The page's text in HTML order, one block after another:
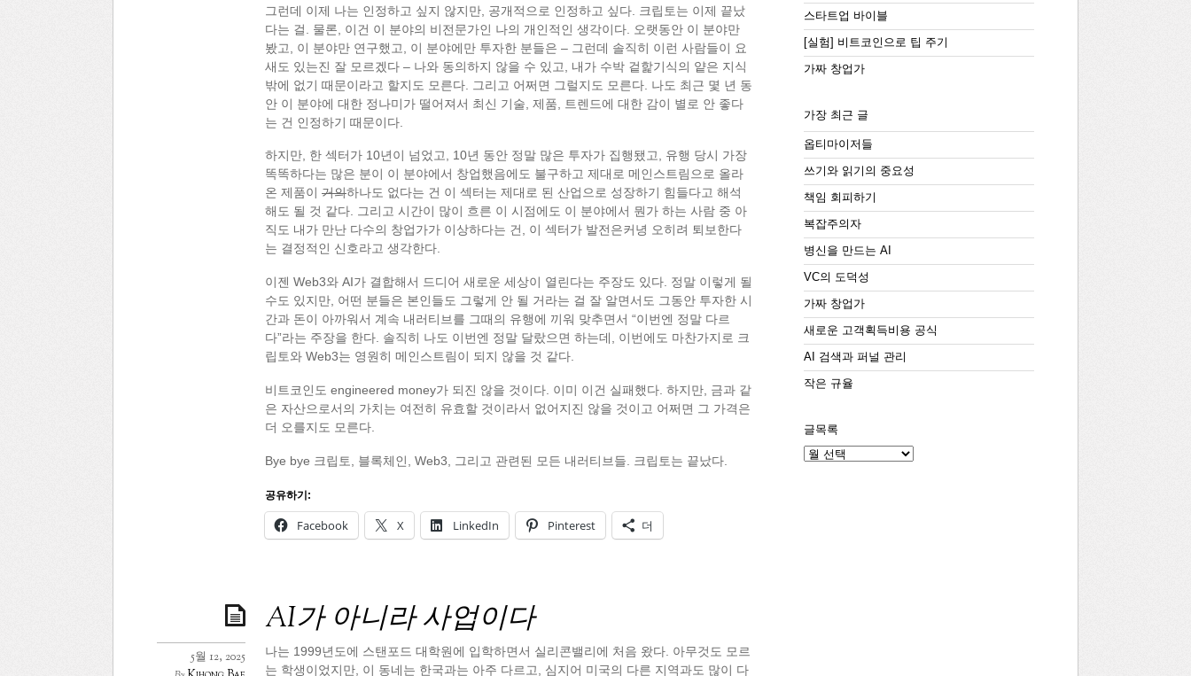
그런데 이제 나는 인정하고 싶지 않지만, 공개적으로 인정하고 싶다. 크립토는 이제 끝났
다는 걸. 물론, 이건 이 분야의 비전문가인 나의 개인적인 생각이다. 오랫동안 이 분야만
봤고, 이 분야만 연구했고, 이 분야에만 투자한 분들은 – 그런데 솔직히 이런 사람들이 요
새도 있는진 잘 모르겠다 – 나와 동의하지 않을 수 있고, 내가 수박 겉핥기식의 얕은 지식
밖에 없기 때문이라고 할지도 모른다. 그리고 어쩌면 그럴지도 모른다. 나도 최근 몇 년 동
안 이 분야에 대한 정나미가 떨어져서 최신 기술, 제품, 트렌드에 대한 감이 별로 안 좋다
는 건 인정하기 때문이다.
하지만, 한 섹터가 10년이 넘었고, 10년 동안 정말 많은 투자가 집행됐고, 유행 당시 가장
똑똑하다는 많은 분이 이 분야에서 창업했음에도 불구하고 제대로 메인스트림으로 올라
온 제품이 거의하나도 없다는 건 이 섹터는 제대로 된 산업으로 성장하기 힘들다고 해석
해도 될 것 같다. 그리고 시간이 많이 흐른 이 시점에도 이 분야에서 뭔가 하는 사람 중 아
직도 내가 만난 다수의 창업가가 이상하다는 건, 이 섹터가 발전은커녕 오히려 퇴보한다
는 결정적인 신호라고 생각한다.
이젠 Web3와 AI가 결합해서 드디어 새로운 세상이 열린다는 주장도 있다. 정말 이렇게 될
수도 있지만, 어떤 분들은 본인들도 그렇게 안 될 거라는 걸 잘 알면서도 그동안 투자한 시
간과 돈이 아까워서 계속 내러티브를 그때의 유행에 끼워 맞추면서 “이번엔 정말 다르
다”라는 주장을 한다. 솔직히 나도 이번엔 정말 달랐으면 하는데, 이번에도 마찬가지로 크
립토와 Web3는 영원히 메인스트림이 되지 않을 것 같다.
비트코인도 engineered money가 되진 않을 것이다. 이미 이건 실패했다. 하지만, 금과 같
은 자산으로서의 가치는 여전히 유효할 것이라서 없어지진 않을 것이고 어쩌면 그 가격은
더 오를지도 모른다.
Bye bye 크립토, 블록체인, Web3, 그리고 관련된 모든 내러티브들. 크립토는 끝났다.
공유하기:
Facebook X LinkedIn Pinterest 더
AI가 아니라 사업이다
5월 12, 2025
나는 1999년도에 스탠포드 대학원에 입학하면서 실리콘밸리에 처음 왔다. 아무것도 모르
는 학생이었지만, 이 동네는 한국과는 아주 다르고, 심지어 미국의 다른 지역과도 많이 다
스타트업 바이블
[실험] 비트코인으로 팁 주기
가짜 창업가
가장 최근 글
옵티마이저들
쓰기와 읽기의 중요성
책임 회피하기
복잡주의자
병신을 만드는 AI
VC의 도덕성
가짜 창업가
새로운 고객획득비용 공식
AI 검색과 퍼널 관리
작은 규율
글목록
글